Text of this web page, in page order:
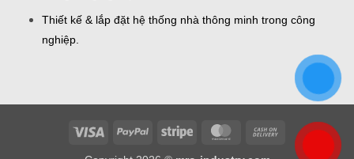
Thiết kế & lắp đặt hệ thống nhà thông minh trong công
nghiệp.
Visa PayPal Stripe MasterCardCash
On